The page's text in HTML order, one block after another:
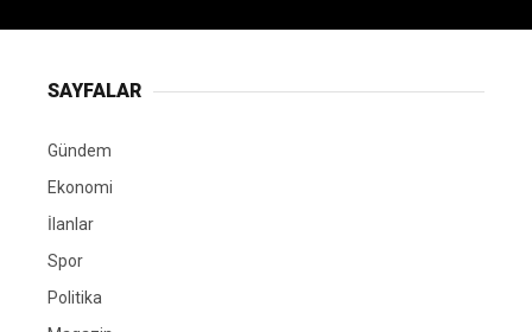
SAYFALAR
Gündem
Ekonomi
İlanlar
Spor
Politika